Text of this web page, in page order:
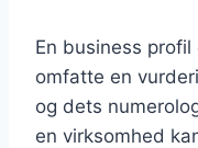
En business
omfatte en
og dets
en virksomhed